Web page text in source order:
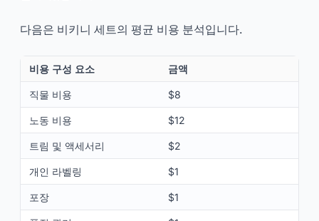
다음은 비키니 세트의 평균 비용 분석입니다.
비용 구성 요소 금액
직물 비용 $8
노동 비용 $12
트림 및 액세서리 $2
개인 라벨링 $1
포장 $1